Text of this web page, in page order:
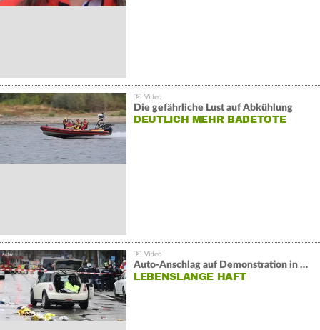
Die gefährliche Lust auf Abkühlung
DEUTLICH MEHR BADETOTE
Auto-Anschlag auf Demonstration in München:
LEBENSLANGE HAFT